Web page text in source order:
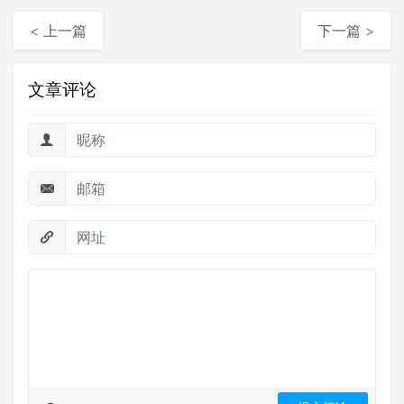
< 上一篇 下一篇 >
文章评论